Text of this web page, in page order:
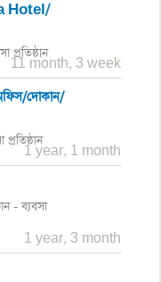
Hotel/
প্রতিষ্ঠান
11 month, 3 week
দোকান/
1 year, 1 month
- ব্যবসা
1 year, 3 month